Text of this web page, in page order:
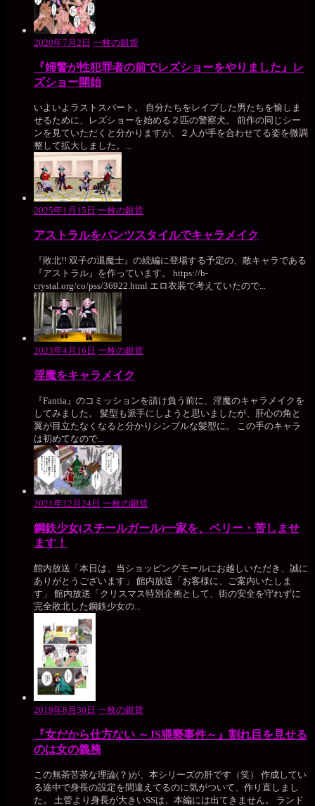
2020年7月2日 一枚の銀貨
『婦警が性犯罪者の前でレズショーをやりました』レ
ズショー開始
いよいよラストスパート。 自分たちをレイプした男たちを愉しま
せるために、レズショーを始める２匹の警察犬。 前作の同じシー
ンを見ていただくと分かりますが、２人が手を合わせてる姿を微調
整して拡大しました。...
2025年1月15日 一枚の銀貨
アストラルをパンツスタイルでキャラメイク
『敗北!! 双子の退魔士』の続編に登場する予定の、敵キャラである
『アストラル』を作っています。 https://b-
crystal.org/co/pss/36922.html エロ衣装で考えていたので...
2023年4月16日 一枚の銀貨
淫魔をキャラメイク
『Fantia』のコミッションを請け負う前に、淫魔のキャラメイクを
してみました。 髪型も派手にしようと思いましたが、肝心の角と
翼が目立たなくなると分かりシンプルな髪型に。 この手のキャラ
は初めてなので...
2021年12月24日 一枚の銀貨
鋼鉄少女(スチールガール)一家を、ベリー・苦しませ
ます！
館内放送「本日は、当ショッピングモールにお越しいただき、誠に
ありがとうございます」 館内放送「お客様に、ご案内いたしま
す」 館内放送「クリスマス特別企画として、街の安全を守れずに
完全敗北した鋼鉄少女の...
2019年8月30日 一枚の銀貨
『女だから仕方ない ～JS猥褻事件～』割れ目を見せる
のは女の義務
この無茶苦茶な理論(？)が、本シリーズの肝です（笑） 作成してい
る途中で身長の設定を間違えてるのに気がついて、作り直しまし
た。 土管より身長が大きいSSは、本編には出てきません。 ランド